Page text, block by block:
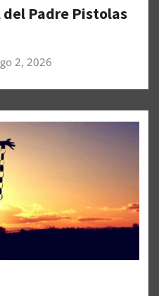
Padre Pistolas
2, 2026